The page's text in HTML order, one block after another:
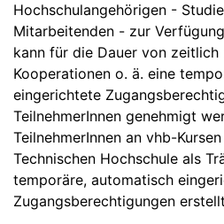
Hochschulangehörigen -
Mitarbeitenden - zur
kann für die Dauer von
Kooperationen o. ä. eine
eingerichtete
TeilnehmerInnen genehmigt
TeilnehmerInnen an vhb-
Technischen Hochschule als
temporäre, automatisch
Zugangsberechtigungen